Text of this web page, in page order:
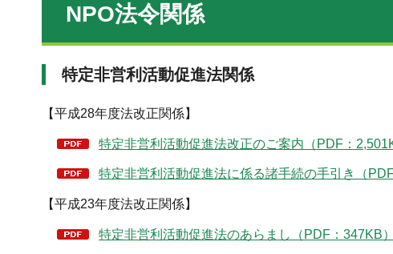
NPO法令関係
特定非営利活動促進法関係
【平成28年度法改正関係】
特定非営利活動促進法改正のご案内（PDF：
特定非営利活動促進法に係る諸手続の手引き（
【平成23年度法改正関係】
特定非営利活動促進法のあらまし（PDF：347KB）